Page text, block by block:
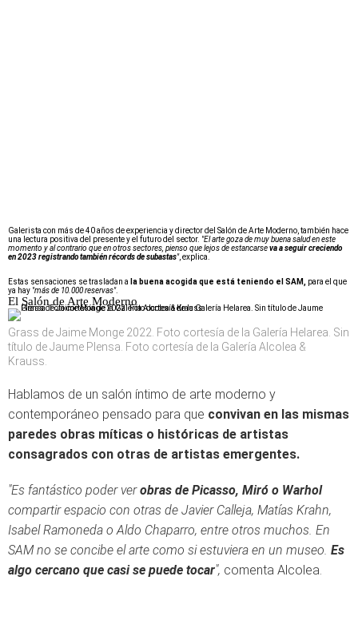
Galerista con más de 40 años de experiencia y director del Salón de Arte Moderno, también hace
una lectura positiva del presente y el futuro del sector. "El arte goza de muy buena salud en este
momento y al contrario que en otros sectores, pienso que lejos de estancarseva a seguir creciendo
en 2023 registrando también récords de subastas", explica.
Estas sensaciones se trasladan a la buena acogida que está teniendo el SAM,
para el que
ya hay "más de 10.000 reservas".
El Salón de Arte Moderno
Grass de Jaime Monge 2022. Foto cortesía de la Galería Helarea. Sin
título de Jaume Plensa. Foto cortesía de la Galería Alcolea &
Krauss.
Hablamos de un salón íntimo de arte moderno y
contemporáneo pensado para que convivan en las mismas
paredes obras míticas o históricas de artistas
consagrados con otras de artistas emergentes.
"Es fantástico poder verobras de Picasso, Miró o Warhol
compartir espacio con otras de Javier Calleja, Matías Krahn,
Isabel Ramoneda o Aldo Chaparro, entre otros muchos. En
SAM no se concibe el arte como si estuviera en un museo. Es
algo cercano que casi se puede tocar", comenta Alcolea.